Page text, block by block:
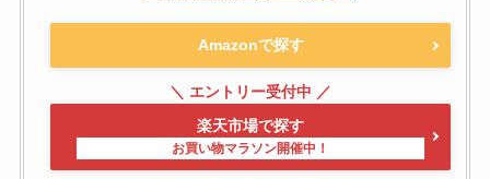
Amazonで探す
楽天市場で探す